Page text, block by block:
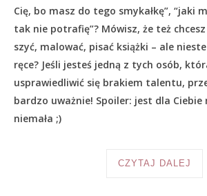
Cię, bo masz do tego smykałkę”, “jaki
tak nie potrafię”? Mówisz, że też
szyć, malować, pisać książki – ale
ręce? Jeśli jesteś jedną z tych osób,
usprawiedliwić się brakiem talentu,
bardzo uważnie! Spoiler: jest dla
niemała ;)
CZYTAJ DALEJ